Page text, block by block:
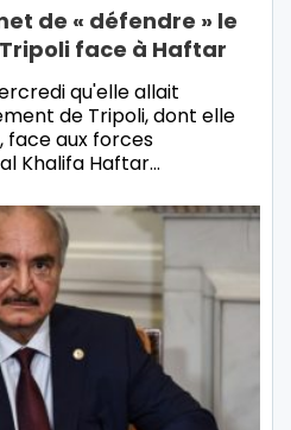
de « défendre » le
face à Haftar
qu'elle allait
de Tripoli, dont elle
face aux forces
Khalifa Haftar…